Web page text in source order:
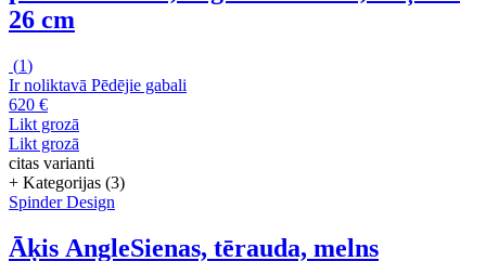
26 cm
(1)
Ir noliktavā Pēdējie gabali
620 €
Likt grozā
Likt grozā
citas varianti
+ Kategorijas (3)
Spinder Design
Āķis AngleSienas, tērauda, melns